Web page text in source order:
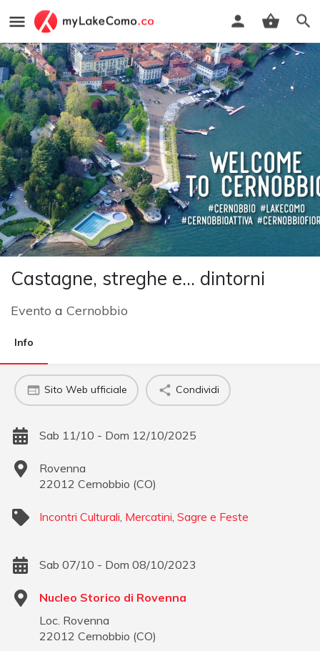
Castagne, streghe e... dintorni
Evento a Cernobbio
Info
Sito Web ufficiale Condividi
Sab 11/10 - Dom 12/10/2025
Rovenna
22012 Cernobbio (CO)
Incontri Culturali Mercatini Sagre e Feste
Sab 07/10 - Dom 08/10/2023
Nucleo Storico di Rovenna
Loc. Rovenna
22012 Cernobbio (CO)